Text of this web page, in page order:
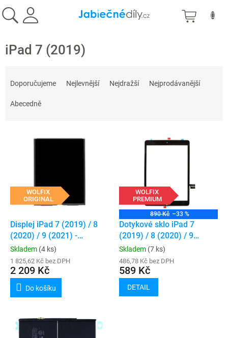
na
obsah
iPad 7 (2019)
Doporučujeme Nejlevnější Nejdražší Nejprodávanější
Abecedně
WOLFIX
ORIGINAL
Displej iPad 7 (2019) / 8
(2020) / 9 (2021) -
ORIGINAL
Skladem (4 ks)
1 825,62 Kč bez DPH
2 209 Kč
Do košíku
WOLFIX
PREMIUM
890 Kč –33 %
Dotykové sklo iPad 7
(2019) / 8 (2020) / 9
(2021)
Skladem (7 ks)
486,78 Kč bez DPH
589 Kč
DETAIL